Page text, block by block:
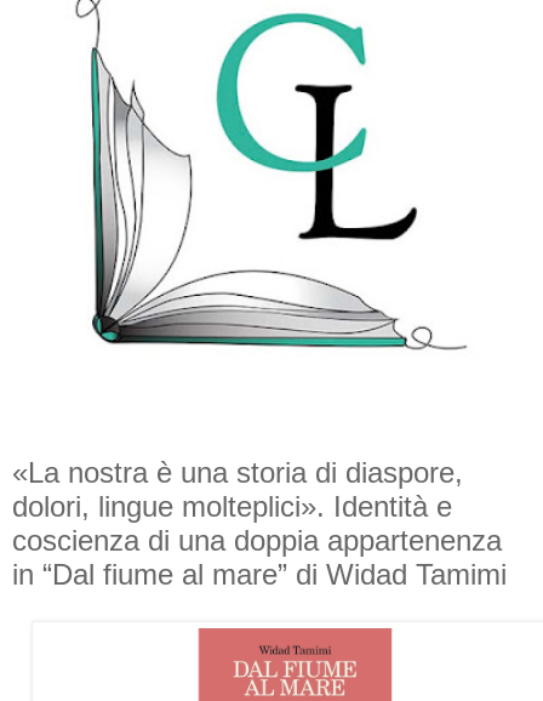
«La nostra è una storia di diaspore,
dolori, lingue molteplici». Identità e
coscienza di una doppia appartenenza
in “Dal fiume al mare” di Widad Tamimi